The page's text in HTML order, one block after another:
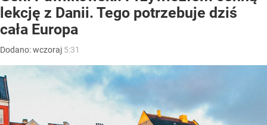
lekcję z Danii. Tego potrzebuje dziś
cała Europa
Dodano:wczoraj 5:31